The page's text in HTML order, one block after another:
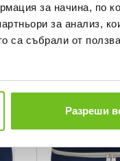
за начина, по
за анализ,
са събрали от
Разреши
OFFER